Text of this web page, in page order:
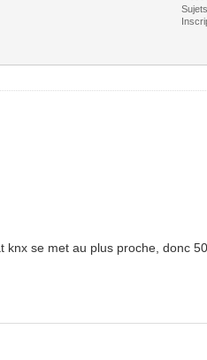
se met au plus proche, donc